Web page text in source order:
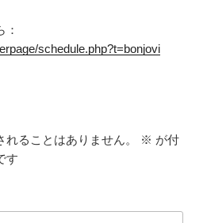
：
schedule.php?t=bonjovi
ることはありません。 ※ が付
す